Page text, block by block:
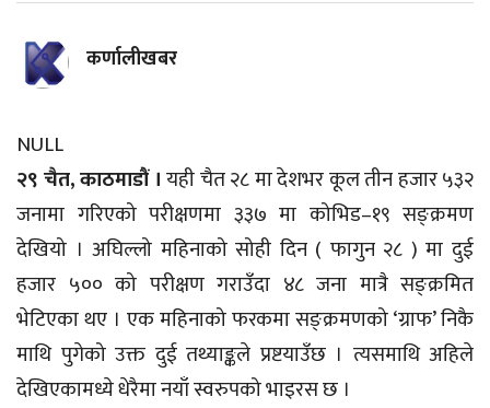
कर्णालीखबर
NULL
२९ चैत, काठमाडौं ।यही चैत २८ मा देशभर कूल तीन हजार ५३२
जनामा गरिएको परीक्षणमा ३३७ मा कोभिड–१९ सङ्क्रमण
देखियो । अघिल्लो महिनाको सोही दिन ( फागुन २८ ) मा दुई
हजार ५०० को परीक्षण गराउँदा ४८ जना मात्रै सङ्क्रमित
भेटिएका थए । एक महिनाको फरकमा सङ्क्रमणको ‘ग्राफ’ निकै
माथि पुगेको उक्त दुई तथ्याङ्कले प्रष्टयाउँछ । त्यसमाथि अहिले
देखिएकामध्ये धेरैमा नयाँ स्वरुपको भाइरस छ ।